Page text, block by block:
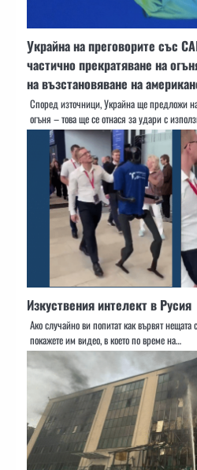
Украйна на преговорите със
частично прекратяване на
на възстановяване на
Според източници, Украйна ще предложи
огъня – това ще се отнася за удари с
Изкуствения интелект в Русия
Ако случайно ви попитат как вървят нещата
покажете им видео, в което по време на…